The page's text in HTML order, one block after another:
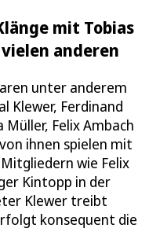
mit Tobias
anderen
unter anderem
Klewer, Ferdinand
Müller, Felix Ambach
ihnen spielen mit
wie Felix
Kintopp in der
Klewer treibt
konsequent die